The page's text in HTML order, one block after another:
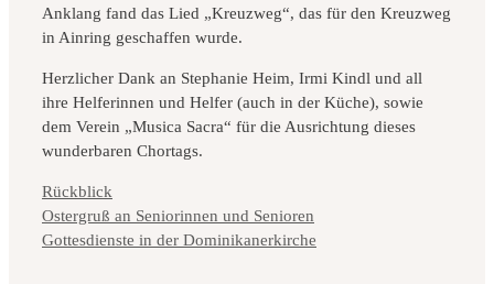
Anklang fand das Lied „Kreuzweg“, das für den Kreuzweg
in Ainring geschaffen wurde.
Herzlicher Dank an Stephanie Heim, Irmi Kindl und all
ihre Helferinnen und Helfer (auch in der Küche), sowie
dem Verein „Musica Sacra“ für die Ausrichtung dieses
wunderbaren Chortags.
Kategorien
Rückblick
Ostergruß an Seniorinnen und Senioren
Gottesdienste in der Dominikanerkirche